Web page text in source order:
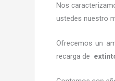
Nos
ustedes nuestro
Ofrecemos un
recarga de